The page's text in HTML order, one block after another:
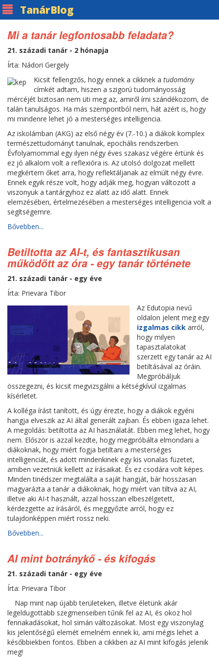
TanárBlog
Mi a tanár legfontosabb feladata?
21. századi tanár - 2 hónapja
Írta: Nádori Gergely
Kicsit fellengzős, hogy ennek a cikknek a tudomány
címkét adtam, hiszen a szigorú tudományosság
mércéjét biztosan nem üti meg az, amiről írni szándékozom, de
talán tanulságos. Ha más szempontból nem, hát azért is, hogy
mi mindenre lehet jó a mesterséges intelligencia.
Az iskolámban (AKG) az első négy év (7.-10.) a diákok komplex
természettudományt tanulnak, epochális rendszerben.
Évfolyamommal egy ilyen négy éves szakasz végére értünk és
ez jó alkalom volt a reflexióra is. Az utolsó dolgozat mellett
megkértem őket arra, hogy reflektáljanak az elmúlt négy évre.
Ennek egyik része volt, hogy adják meg, hogyan változott a
viszonyuk a tantárgyhoz ez alatt az idő alatt. Ennek
elemzésében, értelmezésében a mesterséges intelligencia volt a
segítségemre.
Bővebben...
Betiltotta az AI-t, és fantasztikusan
működött az óra - egy tanár története
21. századi tanár - egy éve
Írta: Prievara Tibor
Az Edutopia nevű
oldalon jelent meg egy
izgalmas cikk arról,
hogy milyen
tapasztalatokat
szerzett egy tanár az AI
betiltásával az óráin.
Megpróbáljuk
összegezni, és kicsit megvizsgálni a kétségkívül izgalmas
kísérletet.
A kolléga írást tanított, és úgy érezte, hogy a diákok egyéni
hangja elveszik az AI által generált zajban. És ebben igaza lehet.
A megoldás: betiltotta az AI használatát. Ebben meg lehet, hogy
nem. Először is azzal kezdte, hogy megpróbálta elmondani a
diákoknak, hogy miért fogja betiltani a mesterséges
intelligenciát, és adott mindenkinek egy kis vonalas füzetet,
amiben vezetniük kellett az írásaikat. És ez csodára volt képes.
Minden tinédszer megtalálta a saját hangját, bár hosszasan
magyarázta a tanár a diákoknak, hogy miért van tiltva az AI,
illetve aki AI-t használt, azzal hosszan elbeszélgetett,
kérdezgette az írásáról, és meggyőzte arról, hogy ez
tulajdonképpen miért rossz neki.
Bővebben...
AI mint botránykő - és kifogás
21. századi tanár - egy éve
Írta: Prievara Tibor
Nap mint nap újabb területeken, illetve életünk akár
legeldugottabb szegmenseiben tűnik fel az AI, és okoz hol
fennakadásokat, hol simán változásokat. Most egy viszonylag
kis jelentőségű elemét emelném ennek ki, ami mégis lehet a
későbbiekben fontos. Ebben a cikkben az AI mint kifogás jelenik
meg!